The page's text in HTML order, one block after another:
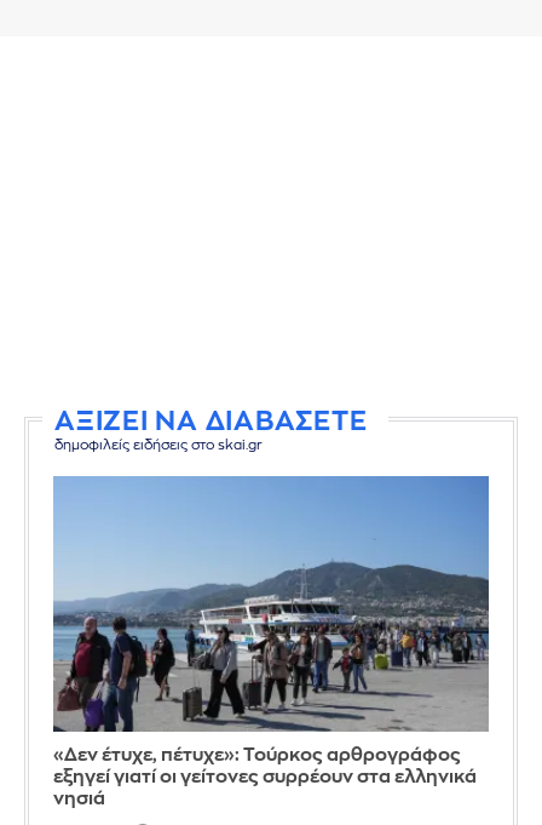
ΑΞΙΖΕΙ ΝΑ ΔΙΑΒΑΣΕΤΕ
δημοφιλείς ειδήσεις στο skai.gr
«Δεν έτυχε, πέτυχε»: Τούρκος αρθρογράφος
εξηγεί γιατί οι γείτονες συρρέουν στα ελληνικά
νησιά